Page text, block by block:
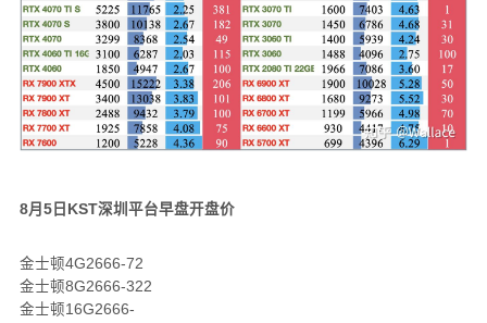
8月5日KST深圳平台早盘开盘价
金士顿4G2666-72
金士顿8G2666-322
金士顿16G2666-